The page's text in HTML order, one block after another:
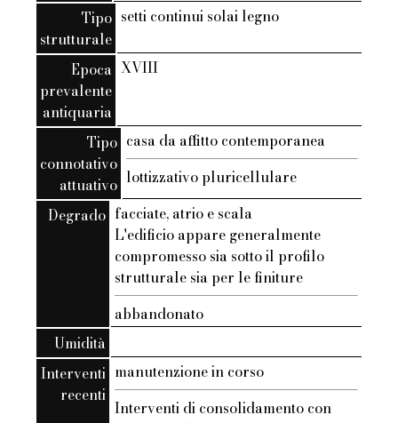
Tipo
strutturale
setti continui solai legno
Epoca
prevalente
antiquaria
XVIII
Tipo
connotativo
attuativo
casa da affitto contemporanea
lottizzativo pluricellulare
Degrado facciate, atrio e scala
L'edificio appare generalmente
compromesso sia sotto il profilo
strutturale sia per le finiture
abbandonato
Umidità
Interventi
recenti
manutenzione in corso
Interventi di consolidamento con